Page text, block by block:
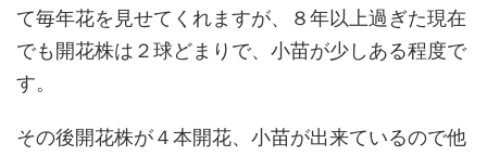
て毎年花を見せてくれますが、８年以上過ぎた現在
でも開花株は２球どまりで、小苗が少しある程度で
す。
その後開花株が４本開花、小苗が出来ているので他